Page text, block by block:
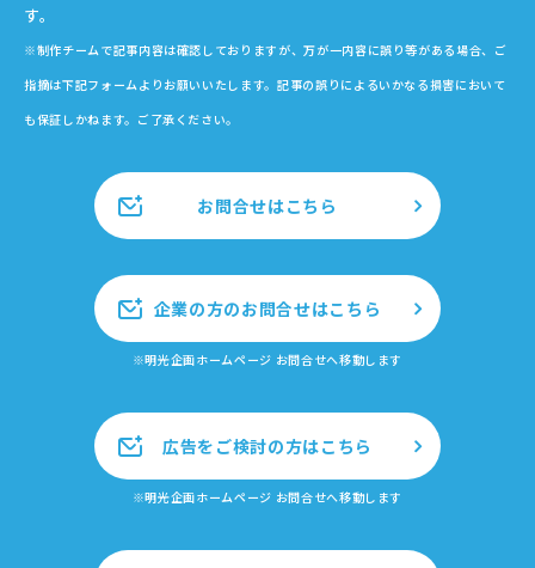
す。
※制作チームで記事内容は確認しておりますが、万が一内容に誤り等がある場合、ご
指摘は下記フォームよりお願いいたします。記事の誤りによるいかなる損害において
も保証しかねます。ご了承ください。
お問合せはこちら
企業の方のお問合せはこちら
※明光企画ホームページ お問合せへ移動します
広告をご検討の方はこちら
※明光企画ホームページ お問合せへ移動します